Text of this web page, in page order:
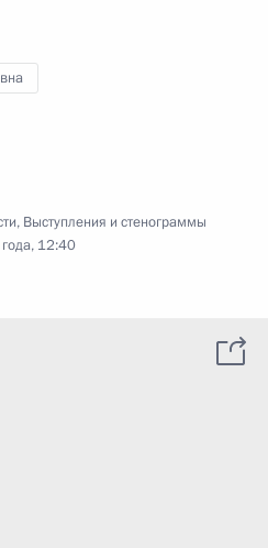
, Выступления и стенограммы
12:40